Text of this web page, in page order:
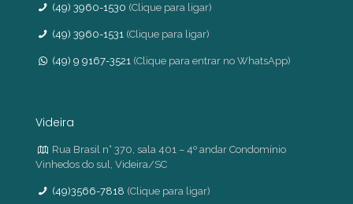
(49) 3960-1530 (Clique para ligar)
(49) 3960-1531 (Clique para ligar)
(49) 9 9167-3521 (Clique para entrar no WhatsApp)
Videira
Rua Brasil n° 370, sala 401 – 4º andar Condomínio
Vinhedos do sul, Videira/SC
(49)3566-7818 (Clique para ligar)